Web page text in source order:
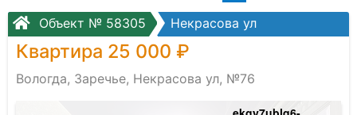
Объект № 58305 Некрасова ул
Квартира 25 000 ₽
Вологда, Заречье, Некрасова ул, №76